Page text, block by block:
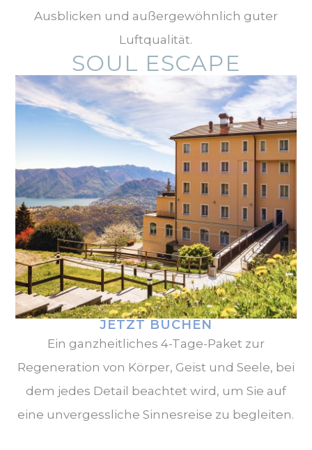
Ausblicken und außergewöhnlich guter
Luftqualität.
SOUL ESCAPE
JETZT BUCHEN
Ein ganzheitliches 4-Tage-Paket zur
Regeneration von Körper, Geist und Seele, bei
dem jedes Detail beachtet wird, um Sie auf
eine unvergessliche Sinnesreise zu begleiten.